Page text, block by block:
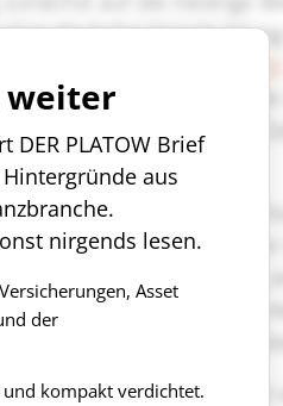
weiter
DER PLATOW Brief
aus
nirgends lesen.
Asset
der
kompakt verdichtet.